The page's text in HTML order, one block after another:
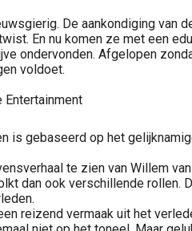
De aankondiging van
En nu komen ze met een
ondervonden. Afgelopen
voldoet.
is gebaseerd op het
te zien van Willem
dan ook verschillende rollen.
reizend vermaak uit het